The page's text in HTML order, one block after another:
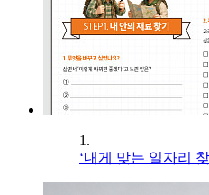
1.
‘내게 맞는 일자리